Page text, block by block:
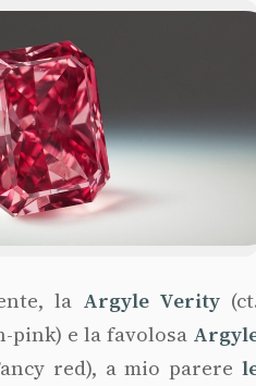
la Argyle Verity
pink) e la favolosa
red), a mio parere